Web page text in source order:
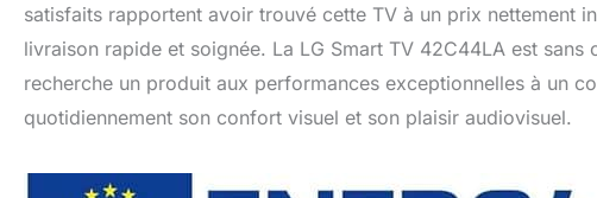
satisfaits rapportent avoir trouvé cette TV à un prix nettement
livraison rapide et soignée. La LG Smart TV 42C44LA est
recherche un produit aux performances exceptionnelles à un
quotidiennement son confort visuel et son plaisir audiovisuel.